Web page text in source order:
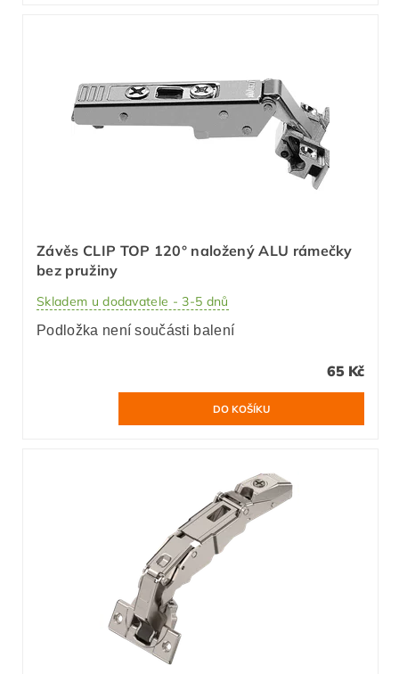
Závěs CLIP TOP 120° naložený ALU rámečky
bez pružiny
Skladem u dodavatele - 3-5 dnů
Podložka není součásti balení
65 Kč